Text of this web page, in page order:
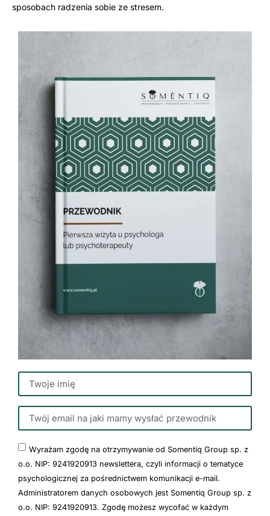
Wyrażam zgodę na otrzymywanie od Somentiq Group sp. z
o.o. NIP: 9241920913 newslettera, czyli informacji o tematyce
psychologicznej za pośrednictwem komunikacji e-mail.
Administratorem danych osobowych jest Somentiq Group sp. z
o.o. NIP: 9241920913. Zgodę możesz wycofać w każdym
sposobach radzenia sobie ze stresem.